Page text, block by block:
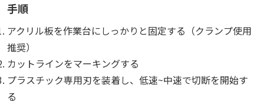
手順
アクリル板を作業台にしっかりと固定する（クランプ使用
推奨）
カットラインをマーキングする
プラスチック専用刃を装着し、低速~中速で切断を開始す
る